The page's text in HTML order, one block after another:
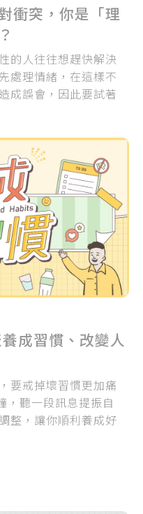
衝突，你是「理
的人往往想趕快解決
處理情緒，在這樣不
成誤會，因此要試著
成習慣、改變人
要戒掉壞習慣更加痛
，聽一段訊息提振自
整，讓你順利養成好